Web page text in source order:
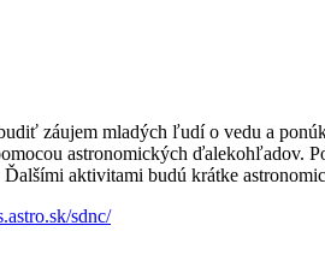
záujem mladých ľudí o vedu a
astronomických ďalekohľadov.
aktivitami budú krátke
sdnc/